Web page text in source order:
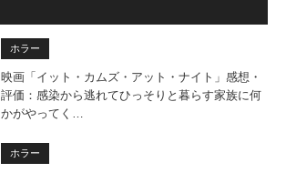
ホラー
映画「イット・カムズ・アット・ナイト」感想・
評価：感染から逃れてひっそりと暮らす家族に何
かがやってく…
ホラー